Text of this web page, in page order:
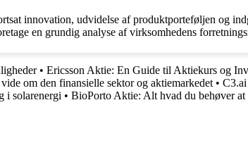
innovation, udvidelse af produktporteføljen og
en grundig analyse af virksomhedens
• Ericsson Aktie: En Guide til Aktiekurs og
om den finansielle sektor og aktiemarkedet •
i solarenergi • BioPorto Aktie: Alt hvad du behøver